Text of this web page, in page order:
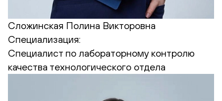
Сложинская Полина Викторовна
Специализация:
Cпециалист по лабораторному контролю
качества технологического отдела